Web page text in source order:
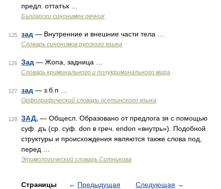
предл. оттатък …
Български синонимен речник
125 зад — Внутренние и внешние части тела …
Словарь синонимов русского языка
126 Зад — Жопа, задница …
Словарь криминального и полукриминального мира
127 зад — з.б.п …
Орфографический словарь осетинского языка
128 ЗАД. — Общесл. Образовано от предлога зя с помощью
суф. дъ (ср. суф. don в греч. endon «внутрь»). Подобной
структуры и происхождения являются также слова под,
перед …
Этимологический словарь Ситникова
Страницы ← Предыдущая Следующая →